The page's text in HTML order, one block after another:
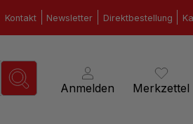
Kontakt Newsletter Direktbestellung
Anmelden Merkzettel